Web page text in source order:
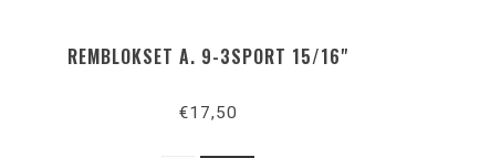
REMBLOKSET A. 9-3SPORT 15/16"
€17,50